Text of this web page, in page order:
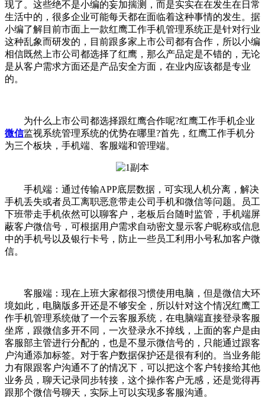
现了。这些绝不是小编的妄加揣测，而是实实在在发生在日常
生活中的，很多企业可能每天都在面临着这种事情的发生。据
小编了解目前市面上一款红鹰工作手机管理系统正是针对行业
这种乱象而研发的，目前跟多家上市公司都有合作，所以小编
相信既然上市公司都选择了红鹰，那么产品定是不错的，无论
是从客户需求方面还是产品安全方面，在业内应该都是专业
的。
为什么上市公司都选择跟红鹰合作呢?红鹰工作手机企业
微信监视系统管理系统的优势在哪里?首先，红鹰工作手机分
为三个板块，手机端、客服端和管理端。
手机端：通过传输APP底层数据，可实现人机分离，解决
手机丢失或者员工离职恶意带走公司手机和微信等问题。员工
下班带走手机依然可以聊客户，老板后台随时监管，手机端屏
蔽客户微信号，可根据用户需求自动密文显示客户昵称或信息
中的手机号以及银行卡号，防止一些员工利用小号私加客户微
信。
客服端：现在上班大家都很习惯使用电脑，但是微信大环
境如此，电脑版多开还是不够安全，所以针对这个情况红鹰工
作手机管理系统做了一个云客服系统，在电脑端直接登录客服
坐席，跟微信多开不同，一次登录永不掉线，上面的客户是由
客服部主管进行分配的，也是不显示微信号的，只能通过跟客
户沟通添加标签。对于客户数据保护还是很有利的。当业务能
力有限跟客户沟通不了的情况下，可以把这个客户转接给其他
业务员，聊天记录同步转接，这个操作客户无感，还是觉得再
跟那个微信号聊天，实际上可以实现多客服沟通。